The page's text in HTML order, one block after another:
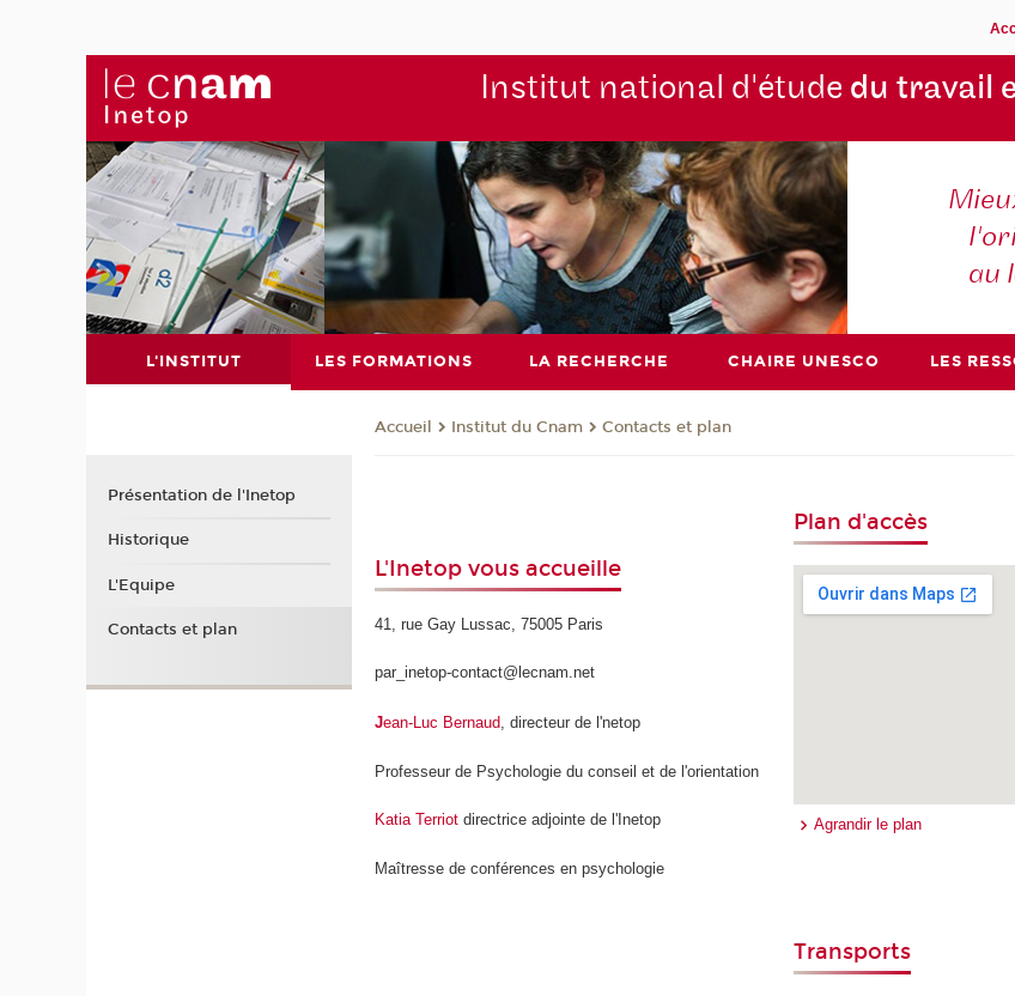
Institut national d'étude du travail
au l
L'INSTITUT LES FORMATIONS LA RECHERCHE CHAIRE UNESCO LES
Accueil Institut du Cnam Contacts et plan
L'Inetop vous accueille
41, rue Gay Lussac, 75005 Paris
par_inetop-contact@lecnam.net
Jean-Luc Bernaud, directeur de l'netop
Professeur de Psychologie du conseil et de l'orientation
Katia Terriot directrice adjointe de l'Inetop
Maîtresse de conférences en psychologie
Plan d'accès
Agrandir le plan
Transports
Présentation de l'Inetop
Historique
L'Equipe
Contacts et plan